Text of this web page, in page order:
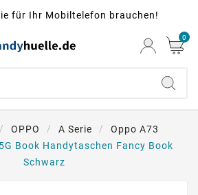
für Ihr Mobiltelefon brauchen!
0
OPPO A Serie
Oppo A73
Book Handytaschen Fancy Book
Schwarz